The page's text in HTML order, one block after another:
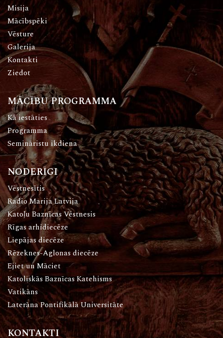
Misija
Mācībspēki
Vēsture
Galerija
Kontakti
Ziedot
MĀCĪBU PROGRAMMA
Kā iestāties
Programma
Semināristu ikdiena
NODERĪGI
Vēstnesītis
Radio Marija Latvija
Katoļu Baznīcas Vēstnesis
Rīgas arhidiecēze
Liepājas diecēze
Rēzeknes-Aglonas diecēze
Ejiet un Māciet
Katoliskās Baznīcas Katehisms
Vatikāns
Laterāna Pontifikālā Universitāte
KONTAKTI